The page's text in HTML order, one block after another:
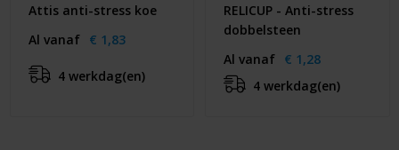
Attis anti-stress koe
Al vanaf € 1,83
4 werkdag(en)
RELICUP - Anti-stress
dobbelsteen
Al vanaf € 1,28
4 werkdag(en)